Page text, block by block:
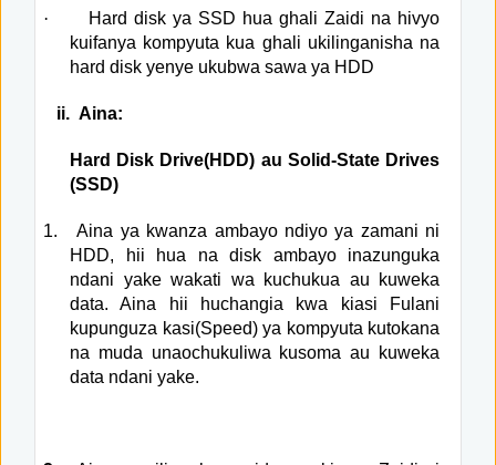
·
Hard disk ya SSD hua ghali Zaidi na hivyo
kuifanya kompyuta kua ghali ukilinganisha na
hard disk yenye ukubwa sawa ya HDD
ii. Aina:
Hard Disk Drive(HDD) au Solid-State Drives
(SSD)
1.
Aina ya kwanza ambayo ndiyo ya zamani ni
HDD, hii hua na disk ambayo inazunguka
ndani yake wakati wa kuchukua au kuweka
data. Aina hii huchangia kwa kiasi Fulani
kupunguza kasi(Speed) ya kompyuta kutokana
na muda unaochukuliwa kusoma au kuweka
data ndani yake.